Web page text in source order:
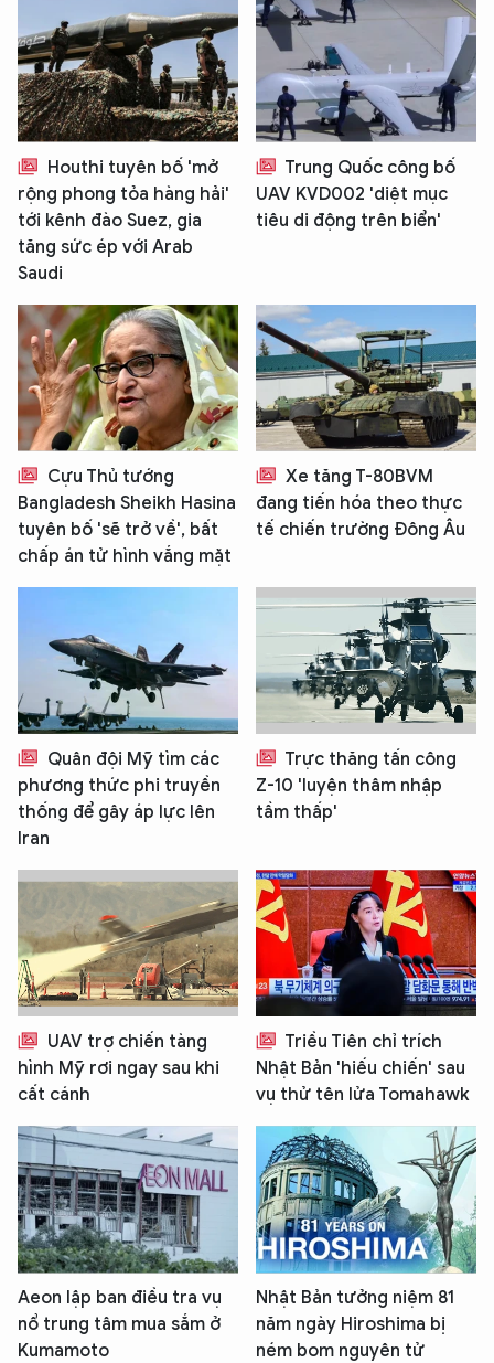
Houthi tuyên bố 'mở
rộng phong tỏa hàng hải'
tới kênh đào Suez, gia
tăng sức ép với Arab
Saudi
Trung Quốc công bố
UAV KVD002 'diệt mục
tiêu di động trên biển'
Cựu Thủ tướng
Bangladesh Sheikh Hasina
tuyên bố 'sẽ trở về', bất
chấp án tử hình vắng mặt
Xe tăng T-80BVM
đang tiến hóa theo thực
tế chiến trường Đông Âu
Quân đội Mỹ tìm các
phương thức phi truyền
thống để gây áp lực lên
Iran
Trực thăng tấn công
Z-10 'luyện thâm nhập
tầm thấp'
UAV trợ chiến tàng
hình Mỹ rơi ngay sau khi
cất cánh
Triều Tiên chỉ trích
Nhật Bản 'hiếu chiến' sau
vụ thử tên lửa Tomahawk
Aeon lập ban điều tra vụ
nổ trung tâm mua sắm ở
Kumamoto
Nhật Bản tưởng niệm 81
năm ngày Hiroshima bị
ném bom nguyên tử